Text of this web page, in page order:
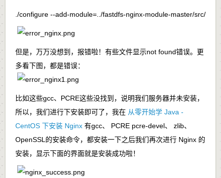
./configure --add-module=../fastdfs-nginx-module-master/src/
但是，万万没想到，报错啦！有些文件显示not found错误。更
多看下图，都是错误：
比如这些gcc、PCRE这些没找到，说明我们服务器并未安装，
所以，我们进行下安装即可了，我在 从零开始学 Java -
CentOS 下安装 Nginx 有gcc、 PCRE pcre-devel、 zlib、
OpenSSL 的安装命令，都安装一下之后我们再次进行 Nginx 的
安装，显示下面的界面就是安装成功啦！